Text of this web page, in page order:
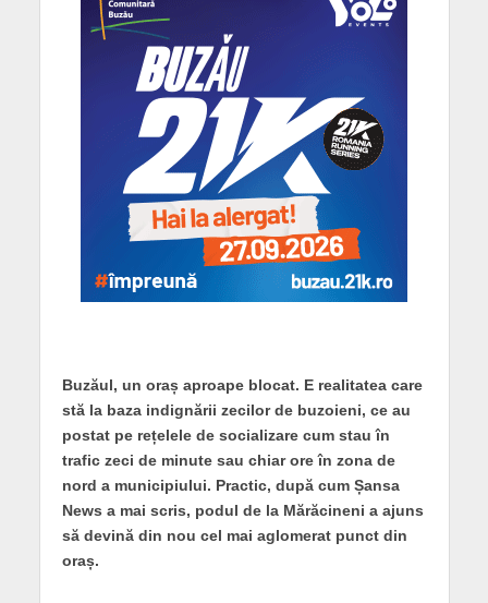
Buzăul, un oraș aproape blocat. E realitatea care
stă la baza indignării zecilor de buzoieni, ce au
postat pe rețelele de socializare cum stau în
trafic zeci de minute sau chiar ore în zona de
nord a municipiului. Practic, după cum Șansa
News a mai scris, podul de la Mărăcineni a ajuns
să devină din nou cel mai aglomerat punct din
oraș.